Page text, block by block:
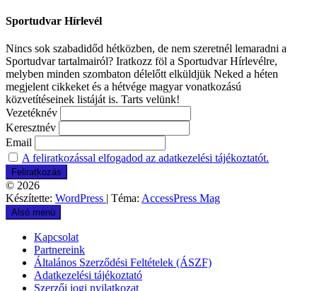
Sportudvar Hírlevél
Nincs sok szabadidőd hétközben, de nem szeretnél lemaradni a
Sportudvar tartalmairól? Iratkozz föl a Sportudvar Hírlevélre,
melyben minden szombaton délelőtt elküldjük Neked a héten
megjelent cikkeket és a hétvége magyar vonatkozású
közvetítéseinek listáját is. Tarts velünk!
Vezetéknév
Keresztnév
Email
A feliratkozással elfogadod az adatkezelési tájékoztatót.
© 2026
Készítette: WordPress | Téma: AccessPress Mag
Alsó menü
Kapcsolat
Partnereink
Általános Szerződési Feltételek (ÁSZF)
Adatkezelési tájékoztató
Szerzői jogi nyilatkozat